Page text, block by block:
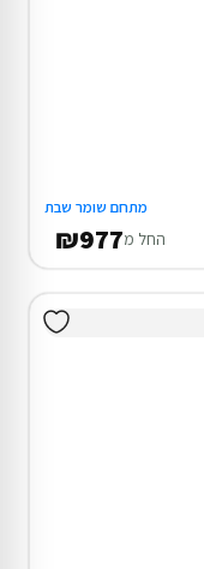
מתחם שומר שבת
החל מ₪977